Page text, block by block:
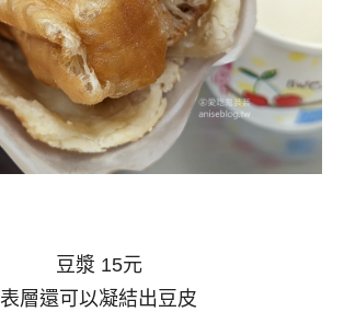
豆漿 15元
表層還可以凝結出豆皮